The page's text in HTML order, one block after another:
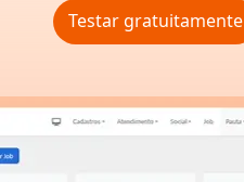
Testar gratuitamente